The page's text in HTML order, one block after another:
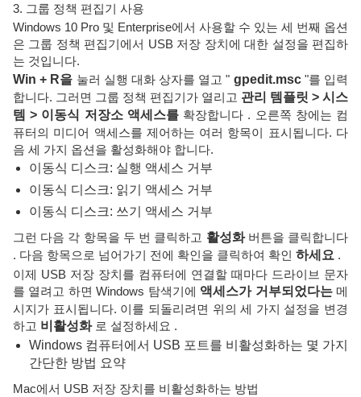
3. 그룹 정책 편집기 사용
Windows 10 Pro 및 Enterprise에서 사용할 수 있는 세 번째 옵션
은 그룹 정책 편집기에서 USB 저장 장치에 대한 설정을 편집하
는 것입니다.
Win + R을 눌러 실행 대화 상자를 열고 " gpedit.msc"를 입력
합니다. 그러면 그룹 정책 편집기가 열리고 관리 템플릿 > 시스
템 > 이동식 저장소 액세스를확장합니다 . 오른쪽 창에는 컴
퓨터의 미디어 액세스를 제어하는 ​​여러 항목이 표시됩니다. 다
음 세 가지 옵션을 활성화해야 합니다.
이동식 디스크: 실행 액세스 거부
이동식 디스크: 읽기 액세스 거부
이동식 디스크: 쓰기 액세스 거부
그런 다음 각 항목을 두 번 클릭하고 활성화버튼을 클릭합니다
. 다음 항목으로 넘어가기 전에 확인을 클릭하여 확인 하세요 .
이제 USB 저장 장치를 컴퓨터에 연결할 때마다 드라이브 문자
를 열려고 하면 Windows 탐색기에 액세스가 거부되었다는메
시지가 표시됩니다. 이를 되돌리려면 위의 세 가지 설정을 변경
하고 비활성화로 설정하세요 .
Windows 컴퓨터에서 USB 포트를 비활성화하는 몇 가지
간단한 방법 요약
Mac에서 USB 저장 장치를 비활성화하는 방법